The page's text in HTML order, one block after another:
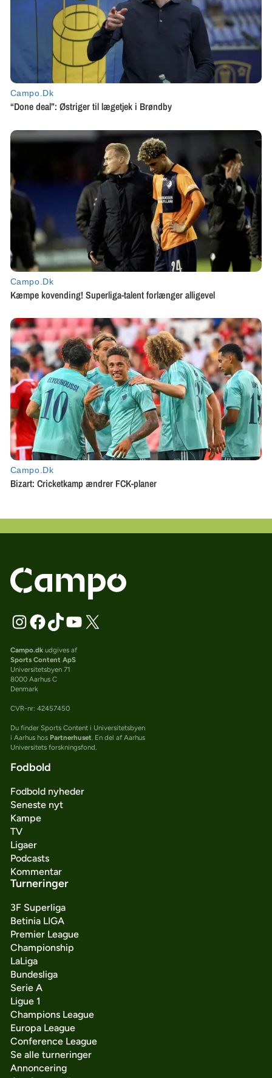
Campo.dkudgives af
Sports Content ApS
Universitetsbyen 71
8000 Aarhus C
Denmark
CVR-nr: 42457450
Du finder Sports Content i Universitetsbyen
i Aarhus hos Partnerhuset . En del af Aarhus
Universitets forskningsfond.
Fodbold
Fodbold nyheder
Seneste nyt
Kampe
TV
Ligaer
Podcasts
Kommentar
Turneringer
3F Superliga
Betinia LIGA
Premier League
Championship
LaLiga
Bundesliga
Serie A
Ligue 1
Champions League
Europa League
Conference League
Se alle turneringer
Annoncering